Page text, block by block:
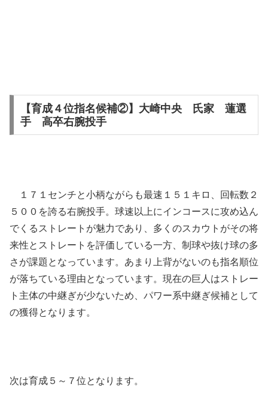
【育成４位指名候補②】大崎中央 氏家 蓮選
手 高卒右腕投手
１７１センチと小柄ながらも最速１５１キロ、回転数２
５００を誇る右腕投手。球速以上にインコースに攻め込ん
でくるストレートが魅力であり、多くのスカウトがその将
来性とストレートを評価している一方、制球や抜け球の多
さが課題となっています。あまり上背がないのも指名順位
が落ちている理由となっています。現在の巨人はストレー
ト主体の中継ぎが少ないため、パワー系中継ぎ候補として
の獲得となります。
次は育成５～７位となります。